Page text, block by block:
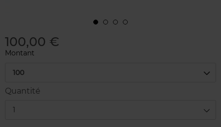
100,00 €
Montant
100
Quantité
1